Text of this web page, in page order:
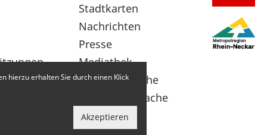
Fußbereich
Stadtkarten
Nachrichten
Presse
Mediathek
Leichte Sprache
Gebärdensprache
hierzu erhalten Sie durch einen Klick
Akzeptieren